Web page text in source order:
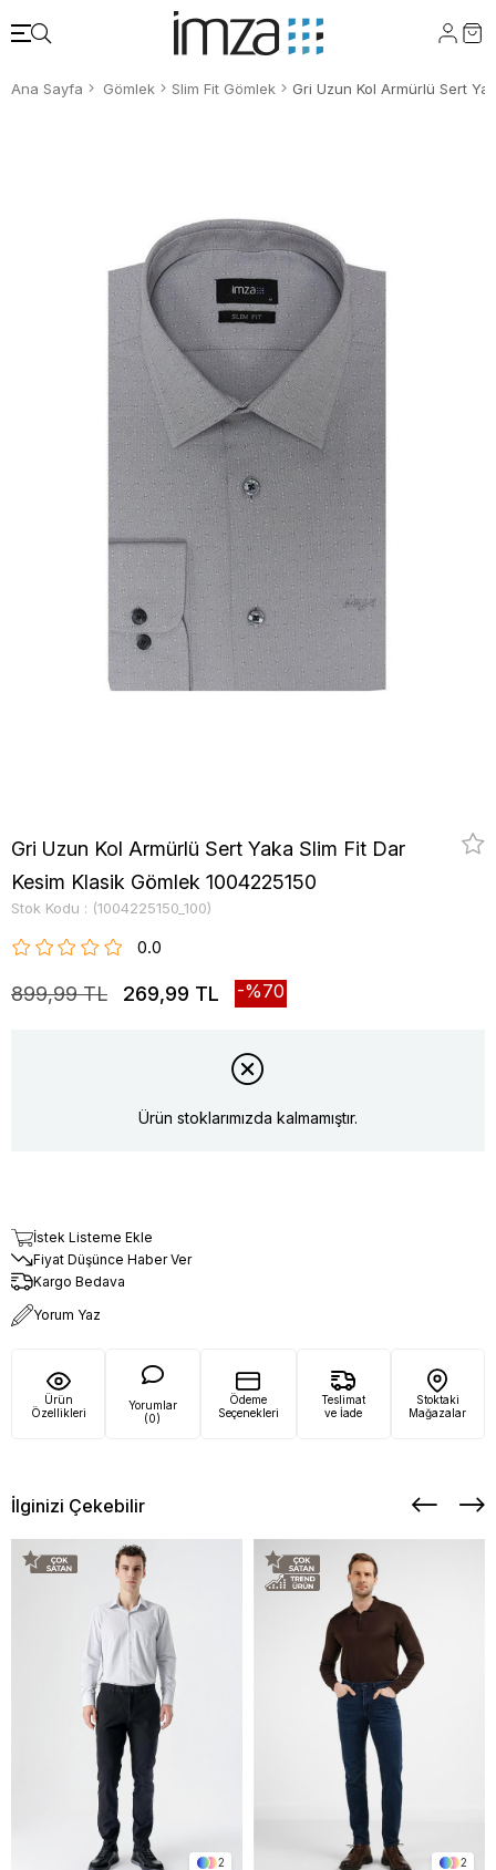
Ana Sayfa Gömlek Slim Fit Gömlek
Gri Uzun Kol Armürlü Sert Yaka Slim Fit Dar
Kesim Klasik Gömlek 1004225150
Stok Kodu (1004225150_100)
0.0
899,99 TL 269,99 TL 70
Ürün stoklarımızda kalmamıştır.
İstek Listeme Ekle
Fiyat Düşünce Haber Ver
Kargo Bedava
Yorum Yaz
Ürün
Özellikleri
Yorumlar
(0)
Ödeme
Seçenekleri
Teslimat
ve İade
Stoktaki
Mağazalar
İlginizi Çekebilir
2 2